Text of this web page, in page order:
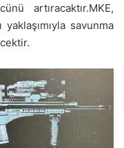
artıracaktır.MKE,
savunma